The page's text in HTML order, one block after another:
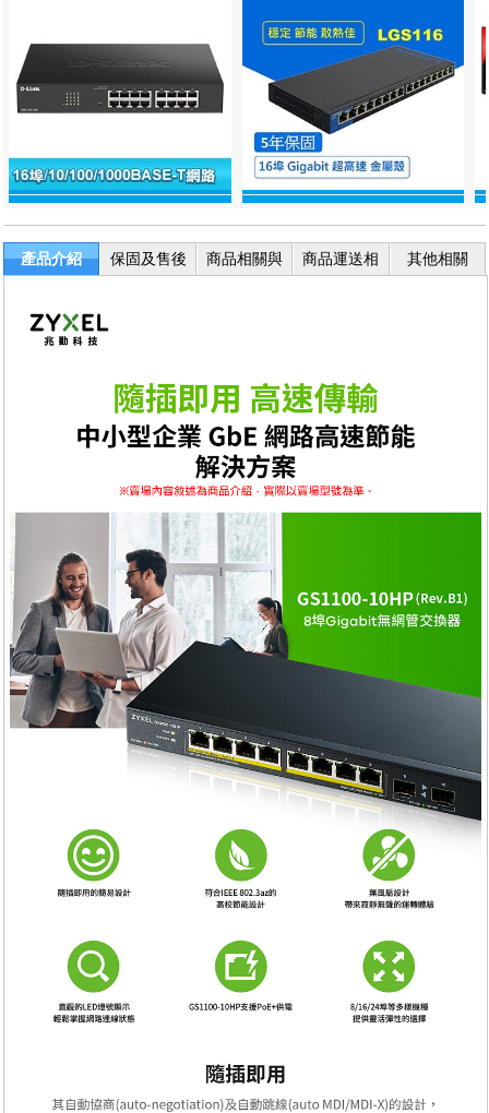
產品介紹
保固及售後
商品相關與
商品運送相
其他相關